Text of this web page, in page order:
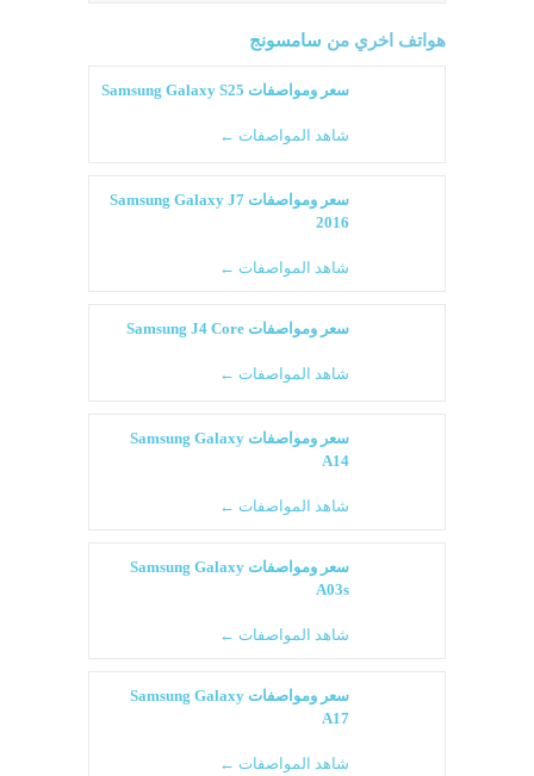
هواتف اخري من سامسونج
سعر ومواصفات Samsung Galaxy S25
شاهد المواصفات ←
سعر ومواصفات Samsung Galaxy J7
2016
شاهد المواصفات ←
سعر ومواصفات Samsung J4 Core
شاهد المواصفات ←
سعر ومواصفات Samsung Galaxy
A14
شاهد المواصفات ←
سعر ومواصفات Samsung Galaxy
A03s
شاهد المواصفات ←
سعر ومواصفات Samsung Galaxy
A17
شاهد المواصفات ←